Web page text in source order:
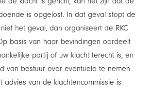
is opgelost. In dat geval stopt de
het geval, dan organiseert de RKC
basis van haar bevindingen oordeelt
partij of uw klacht terecht is, en
van bestuur over eventuele te nemen
advies van de klachtencommissie is